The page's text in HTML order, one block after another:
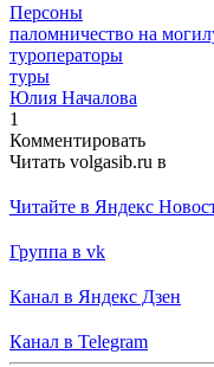
Персоны
паломничество на
туроператоры
туры
Юлия Началова
1
Комментировать
Читать volgasib.ru в
Читайте в Яндекс
Группа в vk
Канал в Яндекс Дзен
Канал в Telegram